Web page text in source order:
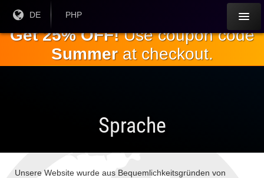
Hauptinhalt
Aktuelle
Sprache:
DE
Aktuelle
PHP
Get 25% OFF!Use coupon code
Summerat checkout.
Sprache
Unsere Website wurde aus Bequemlichkeitsgründen von